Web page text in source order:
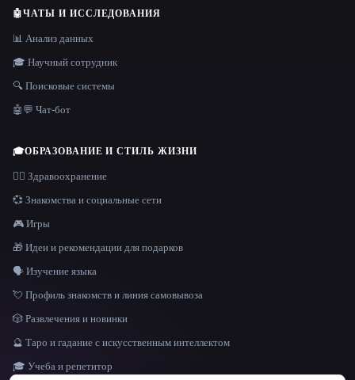
ЯЗЫК
🤖ЧАТЫ И ИССЛЕДОВАНИЯ
📊 Анализ данных
🎓 Научный сотрудник
🔍 Поисковые системы
🤖💬 Чат-бот
🎓ОБРАЗОВАНИЕ И СТИЛЬ ЖИЗНИ
👩‍⚕️ Здравоохранение
💞 Знакомства и социальные сети
🎮 Игры
🎁 Идеи и рекомендации для подарков
🗣️ Изучение языка
💘 Профиль знакомств и линия самовывоза
🎲 Развлечения и новинки
🔮 Таро и гадание с искусственным интеллектом
🎓 Учеба и репетитор